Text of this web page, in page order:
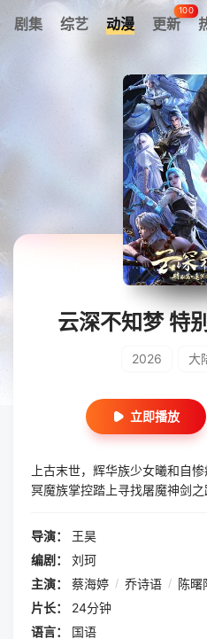
剧集 综艺 动漫 更新
100
我的观影记录
暂无观看影片
云深不知梦 特
2026 大
立即播放
上古末世，辉华族少女曦和自
冥魔族掌控踏上寻找屠魔神剑之
导演：
王昊
编剧：
刘珂
主演：
蔡海婷 / 乔诗语 / 陈曙
片长：
24分钟
语言：
国语